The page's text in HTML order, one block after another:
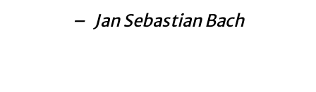
– Jan Sebastian Bach